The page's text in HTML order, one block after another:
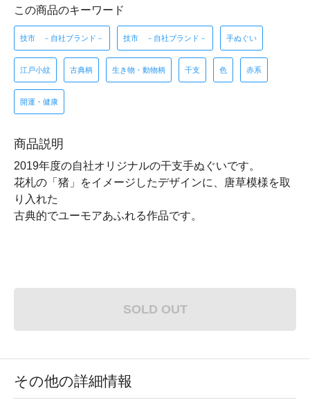
この商品のキーワード
技市 －自社ブランド－ 技市 －自社ブランド－ 手ぬぐい
江戸小紋 古典柄 生き物・動物柄 干支 色 赤系
開運・健康
商品説明
2019年度の自社オリジナルの干支手ぬぐいです。
花札の「猪」をイメージしたデザインに、唐草模様を取
り入れた
古典的でユーモアあふれる作品です。
SOLD OUT
その他の詳細情報